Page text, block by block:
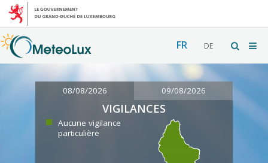
FR DE
08/08/2026 09/08/2026
VIGILANCES
Aucune vigilance
particulière